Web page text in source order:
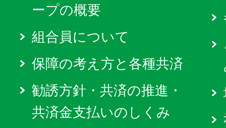
ープの概要
組合員について
保障の考え方と各種共済
勧誘方針・共済の推進・
共済金支払いのしくみ